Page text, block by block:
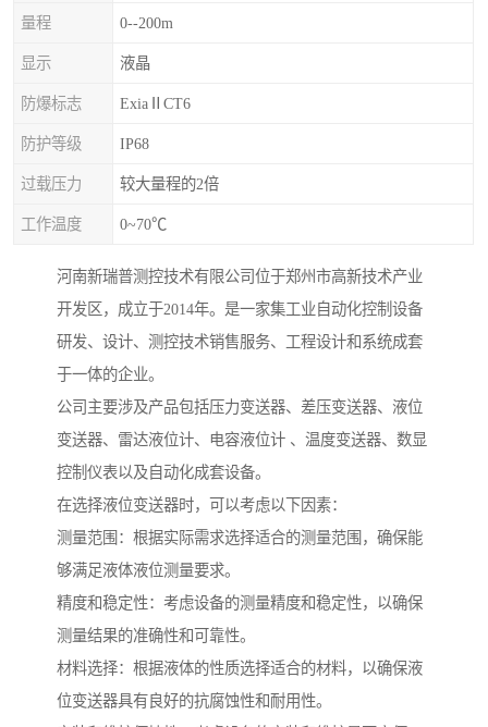
量程 0--200m
显示 液晶
防爆标志 ExiaⅡCT6
防护等级 IP68
过载压力 较大量程的2倍
工作温度 0~70℃
河南新瑞普测控技术有限公司位于郑州市高新技术产业
开发区，成立于2014年。是一家集工业自动化控制设备
研发、设计、测控技术销售服务、工程设计和系统成套
于一体的企业。
公司主要涉及产品包括压力变送器、差压变送器、液位
变送器、雷达液位计、电容液位计 、温度变送器、数显
控制仪表以及自动化成套设备。
在选择液位变送器时，可以考虑以下因素：
测量范围：根据实际需求选择适合的测量范围，确保能
够满足液体液位测量要求。
精度和稳定性：考虑设备的测量精度和稳定性，以确保
测量结果的准确性和可靠性。
材料选择：根据液体的性质选择适合的材料，以确保液
位变送器具有良好的抗腐蚀性和耐用性。